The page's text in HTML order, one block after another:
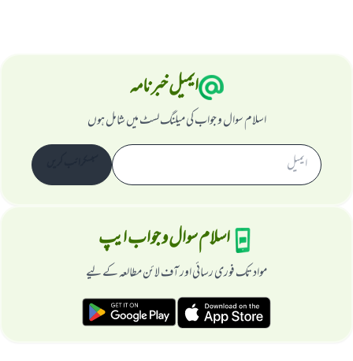
ایمیل خبرنامہ
اسلام سوال و جواب کی میلنگ لسٹ میں شامل ہوں
اسلام سوال و جواب ایپ
مواد تک فوری رسائی اور آف لائن مطالعہ کے لیے